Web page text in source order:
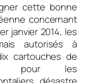
cette bonne
concernant
janvier 2014, les
autorisés à
cartouches de
pour les